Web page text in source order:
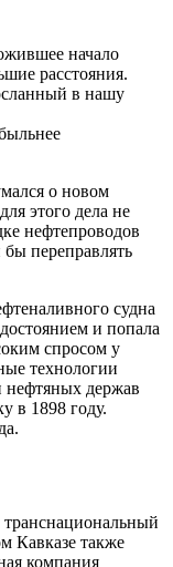
начало
расстояния.
в нашу
о новом
этого дела не
нефтепроводов
переправлять
судна
и попала
спросом у
технологии
нефтяных держав
в 1898 году.
Кавказе также
компания